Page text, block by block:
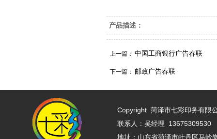
产品描述：
上一篇： 中国工商银行广告春联
下一篇： 邮政广告春联
Copyright 菏泽市七彩印务有限
联系人：吴经理
地址：山东省菏泽市牡丹区马